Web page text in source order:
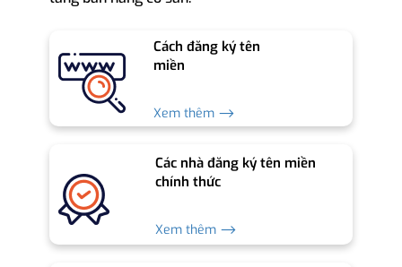
Cách đăng ký tên
miền
Xem thêm ⟶
Các nhà đăng ký tên miền
chính thức
Xem thêm ⟶